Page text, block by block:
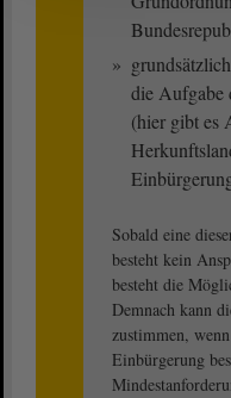
die Aufgabe
(hier gibt es
Sobald eine
besteht kein
besteht die
Demnach kann
zustimmen,
Einbürgerung